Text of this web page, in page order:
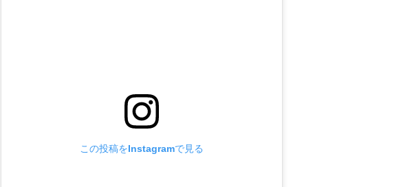
この投稿をInstagramで見る